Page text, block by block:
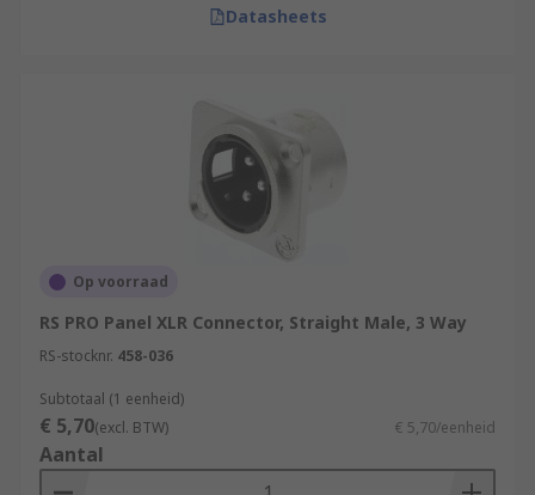
Datasheets
Op voorraad
RS PRO Panel XLR Connector, Straight Male, 3 Way
RS-stocknr. 458-036
Subtotaal (1 eenheid)
€ 5,70(excl. BTW) € 5,70/eenheid
Aantal